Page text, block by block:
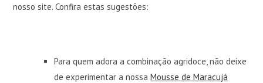
nosso site. Confira estas sugestões:
Para quem adora a combinação agridoce, não deixe
de experimentar a nossaMousse de Maracujá